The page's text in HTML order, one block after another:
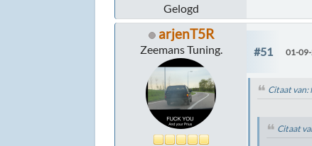
Gelogd
arjenT5R
Zeemans Tuning. #51 01-
Citaat van:
Citaat